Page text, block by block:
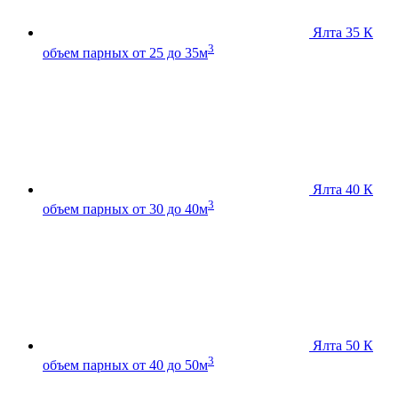
Ялта 35 К
объем парных от 25 до 35м3
Ялта 40 К
объем парных от 30 до 40м3
Ялта 50 К
объем парных от 40 до 50м3